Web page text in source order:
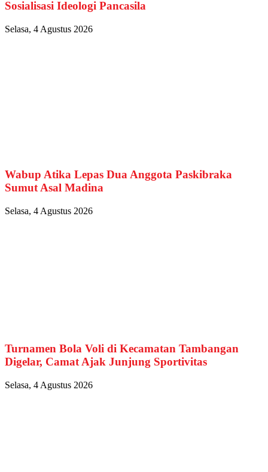
Sosialisasi Ideologi Pancasila
Selasa, 4 Agustus 2026
Wabup Atika Lepas Dua Anggota Paskibraka
Sumut Asal Madina
Selasa, 4 Agustus 2026
Turnamen Bola Voli di Kecamatan Tambangan
Digelar, Camat Ajak Junjung Sportivitas
Selasa, 4 Agustus 2026